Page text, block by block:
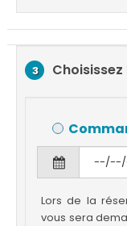
3
Lors de la
vous sera